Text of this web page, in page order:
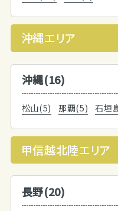
沖縄エリア
沖縄(16)
松山(5) 那覇(5) 石垣
甲信越北陸エリア
長野(20)